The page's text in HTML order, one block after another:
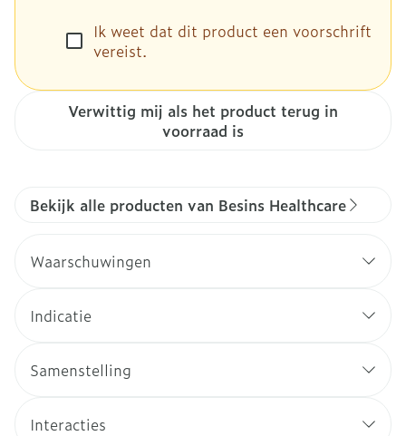
Ik weet dat dit product een voorschrift
vereist.
Verwittig mij als het product terug in
voorraad is
Bekijk alle producten van Besins Healthcare
Waarschuwingen
Indicatie
Samenstelling
Interacties